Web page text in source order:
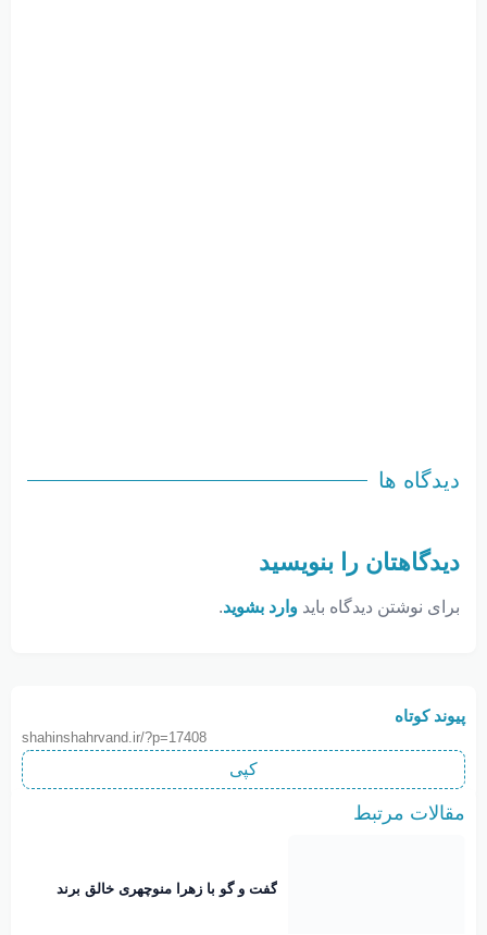
دیدگاه ها
دیدگاهتان را بنویسید
برای نوشتن دیدگاه باید وارد بشوید.
پیوند کوتاه
shahinshahrvand.ir/?p=17408
کپی
مقالات مرتبط
گفت و گو با زهرا منوچهری خالق برند